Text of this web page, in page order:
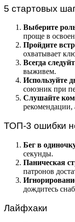
5 стартовых
Выберите
проще в
Пройдите
охватывает
Всегда
выживем.
Используйте
союзник при
Слушайте
рекомендации,
ТОП-3 ошибки
Бег в
секунды.
Паническая
патронов
дождитесь
Лайфхаки